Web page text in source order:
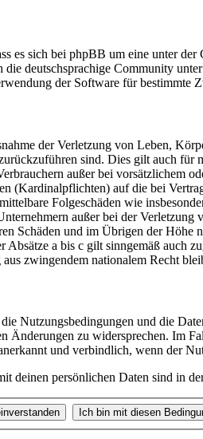
es sich bei phpBB um eine unter
die deutschsprachige Community
der Software für bestimmte
der Verletzung von Leben,
sind. Dies gilt auch für
außer bei vorsätzlichem
(Kardinalpflichten) auf die bei
Folgeschäden wie
außer bei der Verletzung
Schäden und im Übrigen der Höhe
Absätze a bis c gilt sinngemäß auch
zwingendem nationalem Recht
Nutzungsbedingungen und die
Änderungen zu widersprechen. Im
und verbindlich, wenn der
deinen persönlichen Daten sind in